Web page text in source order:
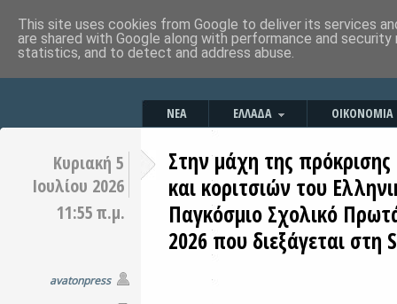
ΝΕΑ ΕΛΛΑΔΑ ΟΙΚΟΝΟΜΙΑ
Κυριακή 5
Ιουλίου 2026
11:55 π.μ.
avatonpress
Στην μάχη της
και κοριτσιών του
Παγκόσμιο Σχολικό
2026 που διεξάγεται στη
This site uses cookies from Google to deliver its services
are shared with Google along with performance and
statistics, and to detect and address abuse.